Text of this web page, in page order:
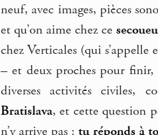
neuf, avec images, pièces
et qu’on aime chez ce
chez Verticales (qui s’appelle
– et deux proches pour
diverses activités civiles,
Bratislava, et cette question
n’y arrive pas :tu réponds à